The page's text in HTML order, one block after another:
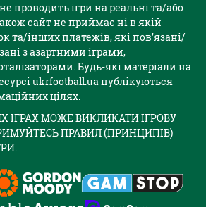
проводить ігри на реальні та/або
сайт не приймає ні в якій
та/інших платежів, які пов’язані/
з азартними іграми,
Будь-які матеріали на
ukrfootball.ua публікуються
цілях.
ІГРАХ МОЖЕ ВИКЛИКАТИ ІГРОВУ
ПРАВИЛ (ПРИНЦИПІВ)